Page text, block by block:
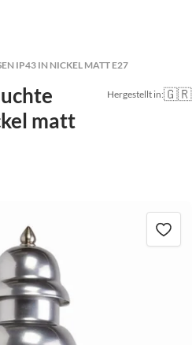
IP43 IN NICKEL MATT E27
matt
Hergestellt in:🇬🇷